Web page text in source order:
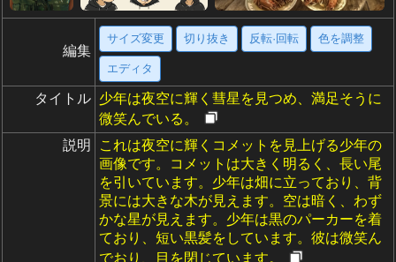
編集
サイズ変更 切り抜き 反転·回転 色を調整
エディタ
タイトル 少年は夜空に輝く彗星を見つめ、満足そうに
微笑んでいる。
説明
これは夜空に輝くコメットを見上げる少年の
画像です。コメットは大きく明るく、長い尾
を引いています。少年は畑に立っており、背
景には大きな木が見えます。空は暗く、わず
かな星が見えます。少年は黒のパーカーを着
ており、短い黒髪をしています。彼は微笑ん
でおり、目を閉じています。